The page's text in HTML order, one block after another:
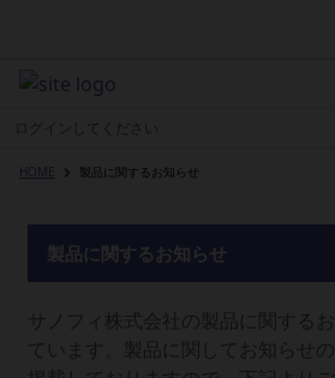
Home
WEB講演会 開催情報
ログインしてください
HOME 製品に関するお知らせ
製品に関するお知らせ